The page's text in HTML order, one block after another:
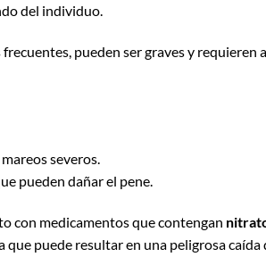
del individuo.
pueden ser graves y requieren
severos.
pueden dañar el pene.
con medicamentos que contengan
puede resultar en una peligrosa